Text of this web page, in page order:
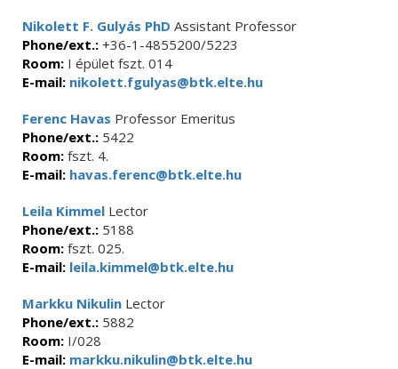
Nikolett F. Gulyás PhD Assistant Professor
Phone/ext.: +36-1-4855200/5223
Room: I épület fszt. 014
E-mail: nikolett.fgulyas@btk.elte.hu
Ferenc Havas Professor Emeritus
Phone/ext.: 5422
Room: fszt. 4.
E-mail: havas.ferenc@btk.elte.hu
Leila Kimmel Lector
Phone/ext.: 5188
Room: fszt. 025.
E-mail: leila.kimmel@btk.elte.hu
Markku Nikulin Lector
Phone/ext.: 5882
Room: I/028
E-mail: markku.nikulin@btk.elte.hu